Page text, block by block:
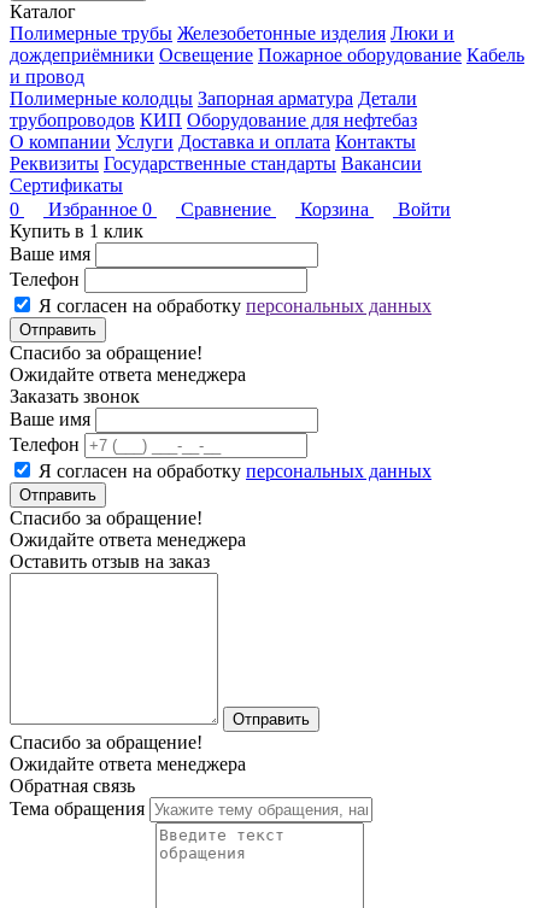
Каталог
Полимерные трубы Железобетонные изделия Люки и
дождеприёмники Освещение Пожарное оборудование Кабель
и провод
Полимерные колодцы Запорная арматура Детали
трубопроводов КИП Оборудование для нефтебаз
О компании Услуги Доставка и оплата Контакты
Реквизиты Государственные стандарты Вакансии
Сертификаты
0
Избранное 0 Сравнение Корзина
Войти
Купить в 1 клик
Ваше имя
Телефон
Я согласен на обработку персональных данных
Отправить
Спасибо за обращение!
Ожидайте ответа менеджера
Заказать звонок
Ваше имя
Телефон
Я согласен на обработку персональных данных
Отправить
Спасибо за обращение!
Ожидайте ответа менеджера
Оставить отзыв на заказ
Отправить
Спасибо за обращение!
Ожидайте ответа менеджера
Обратная связь
Тема обращения